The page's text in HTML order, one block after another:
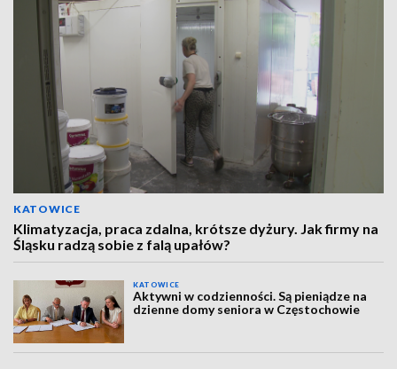
KATOWICE
Klimatyzacja, praca zdalna, krótsze dyżury. Jak firmy na
Śląsku radzą sobie z falą upałów?
KATOWICE
Aktywni w codzienności. Są pieniądze na
dzienne domy seniora w Częstochowie